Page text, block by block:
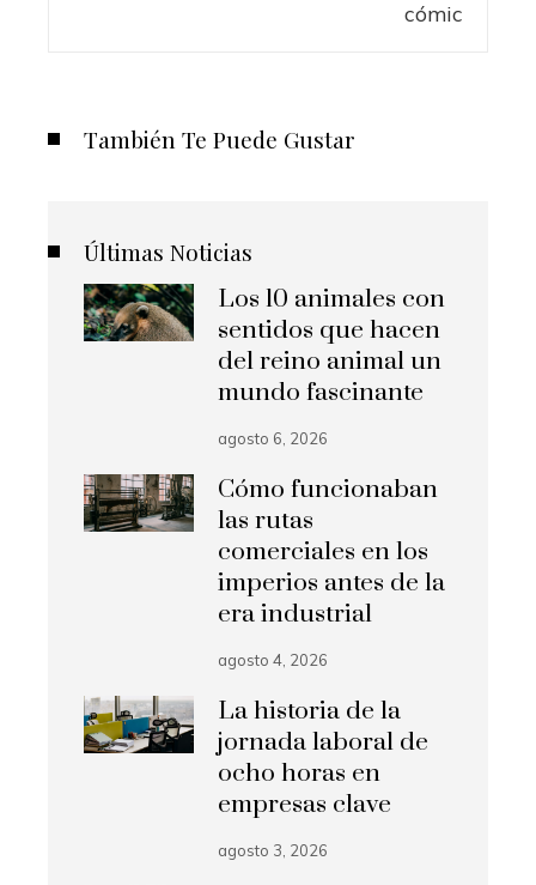
También Te Puede Gustar
Últimas Noticias
Los 10 animales con
sentidos que hacen
del reino animal un
mundo fascinante
agosto 6, 2026
Cómo funcionaban
las rutas
comerciales en los
imperios antes de la
era industrial
agosto 4, 2026
La historia de la
jornada laboral de
ocho horas en
empresas clave
agosto 3, 2026